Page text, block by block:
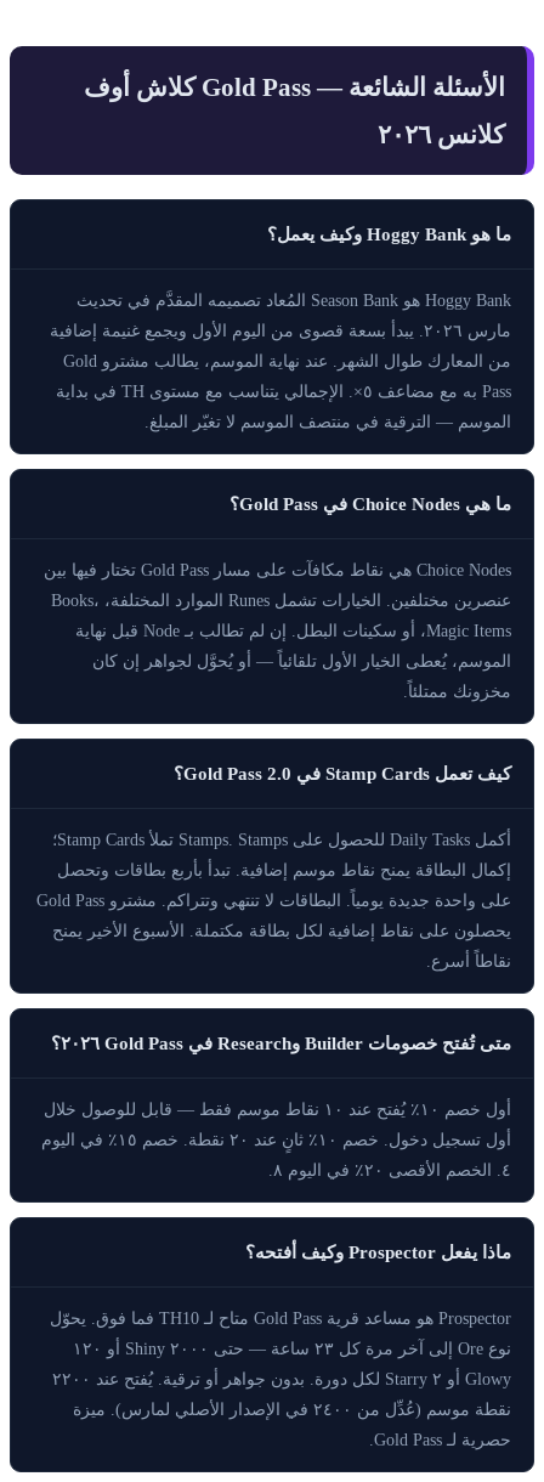
الأسئلة الشائعة — Gold Pass كلاش أوف
كلانس ٢٠٢٦
ما هو Hoggy Bank وكيف يعمل؟
Hoggy Bank هو Season Bank المُعاد تصميمه المقدَّم في تحديث
مارس ٢٠٢٦. يبدأ بسعة قصوى من اليوم الأول ويجمع غنيمة إضافية
من المعارك طوال الشهر. عند نهاية الموسم، يطالب مشترو Gold
Pass به مع مضاعف ٥×. الإجمالي يتناسب مع مستوى TH في بداية
الموسم — الترقية في منتصف الموسم لا تغيّر المبلغ.
ما هي Choice Nodes في Gold Pass؟
Choice Nodes هي نقاط مكافآت على مسار Gold Pass تختار فيها بين
عنصرين مختلفين. الخيارات تشمل Runes الموارد المختلفة، Books،
Magic Items، أو سكينات البطل. إن لم تطالب بـ Node قبل نهاية
الموسم، يُعطى الخيار الأول تلقائياً — أو يُحوَّل لجواهر إن كان
مخزونك ممتلئاً.
كيف تعمل Stamp Cards في Gold Pass 2.0؟
أكمل Daily Tasks للحصول على Stamps. Stamps تملأ Stamp Cards؛
إكمال البطاقة يمنح نقاط موسم إضافية. تبدأ بأربع بطاقات وتحصل
على واحدة جديدة يومياً. البطاقات لا تنتهي وتتراكم. مشترو Gold Pass
يحصلون على نقاط إضافية لكل بطاقة مكتملة. الأسبوع الأخير يمنح
نقاطاً أسرع.
متى تُفتح خصومات Builder وResearch في Gold Pass ٢٠٢٦؟
أول خصم ١٠٪ يُفتح عند ١٠ نقاط موسم فقط — قابل للوصول خلال
أول تسجيل دخول. خصم ١٠٪ ثانٍ عند ٢٠ نقطة. خصم ١٥٪ في اليوم
٤. الخصم الأقصى ٢٠٪ في اليوم ٨.
ماذا يفعل Prospector وكيف أفتحه؟
Prospector هو مساعد قرية Gold Pass متاح لـ TH10 فما فوق. يحوّل
نوع Ore إلى آخر مرة كل ٢٣ ساعة — حتى ٢٠٠٠ Shiny أو ١٢٠
Glowy أو ٢ Starry لكل دورة. بدون جواهر أو ترقية. يُفتح عند ٢٢٠٠
نقطة موسم (عُدِّل من ٢٤٠٠ في الإصدار الأصلي لمارس). ميزة
حصرية لـ Gold Pass.